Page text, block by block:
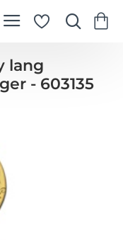
lang
- 603135